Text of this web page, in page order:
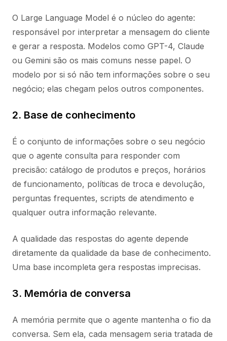
O Large Language Model é o núcleo do agente:
responsável por interpretar a mensagem do cliente
e gerar a resposta. Modelos como GPT-4, Claude
ou Gemini são os mais comuns nesse papel. O
modelo por si só não tem informações sobre o seu
negócio; elas chegam pelos outros componentes.
2. Base de conhecimento
É o conjunto de informações sobre o seu negócio
que o agente consulta para responder com
precisão: catálogo de produtos e preços, horários
de funcionamento, políticas de troca e devolução,
perguntas frequentes, scripts de atendimento e
qualquer outra informação relevante.
A qualidade das respostas do agente depende
diretamente da qualidade da base de conhecimento.
Uma base incompleta gera respostas imprecisas.
3. Memória de conversa
A memória permite que o agente mantenha o fio da
conversa. Sem ela, cada mensagem seria tratada de